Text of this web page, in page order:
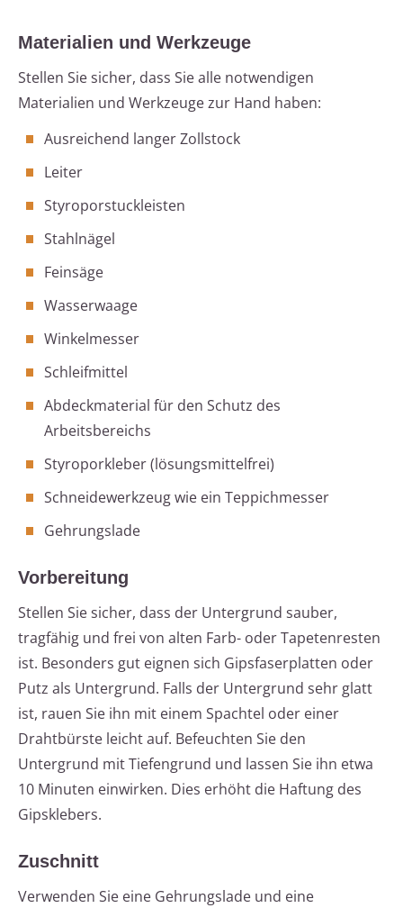
Materialien und Werkzeuge
Stellen Sie sicher, dass Sie alle notwendigen
Materialien und Werkzeuge zur Hand haben:
Ausreichend langer Zollstock
Leiter
Styroporstuckleisten
Stahlnägel
Feinsäge
Wasserwaage
Winkelmesser
Schleifmittel
Abdeckmaterial für den Schutz des
Arbeitsbereichs
Styroporkleber (lösungsmittelfrei)
Schneidewerkzeug wie ein Teppichmesser
Gehrungslade
Vorbereitung
Stellen Sie sicher, dass der Untergrund sauber,
tragfähig und frei von alten Farb- oder Tapetenresten
ist. Besonders gut eignen sich Gipsfaserplatten oder
Putz als Untergrund. Falls der Untergrund sehr glatt
ist, rauen Sie ihn mit einem Spachtel oder einer
Drahtbürste leicht auf. Befeuchten Sie den
Untergrund mit Tiefengrund und lassen Sie ihn etwa
10 Minuten einwirken. Dies erhöht die Haftung des
Gipsklebers.
Zuschnitt
Verwenden Sie eine Gehrungslade und eine